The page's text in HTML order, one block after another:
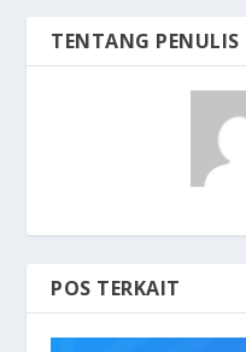
TENTANG PENULIS
POS TERKAIT